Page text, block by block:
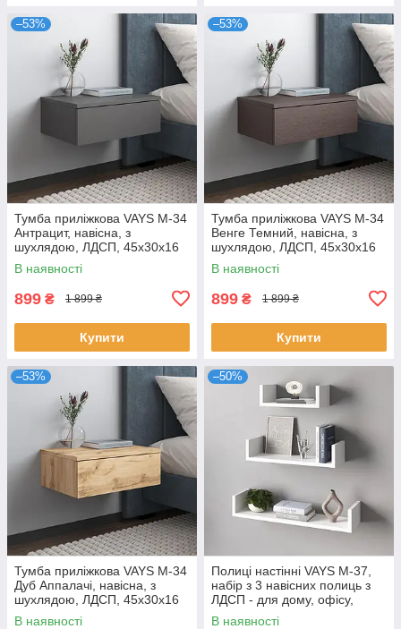
–53%
Тумба приліжкова VAYS M-34
Антрацит, навісна, з
шухлядою, ЛДСП, 45х30х16
см – для спальні
В наявності
899 ₴ 1 899 ₴
Купити
–53%
Тумба приліжкова VAYS M-34
Венге Темний, навісна, з
шухлядою, ЛДСП, 45х30х16
см – для спальні
В наявності
899 ₴ 1 899 ₴
Купити
–53%
Тумба приліжкова VAYS M-34
Дуб Аппалачі, навісна, з
шухлядою, ЛДСП, 45х30х16
см – для спальні
В наявності
–50%
Полиці настінні VAYS M-37,
набір з 3 навісних полиць з
ЛДСП - для дому, офісу,
вітальні
В наявності